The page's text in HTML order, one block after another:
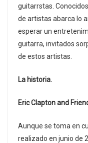
guitarrstas.
de artistas abarca lo
esperar un
guitarra, invitados
de estos artistas.
La historia.
Eric Clapton and
Aunque se toma en
realizado en junio de